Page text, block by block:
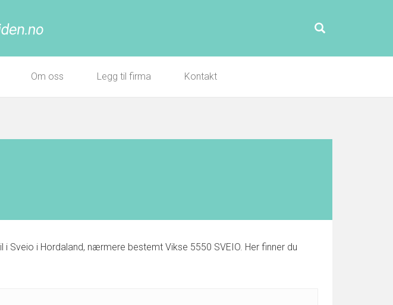
Om oss Legg til firma Kontakt
i Sveio i Hordaland, nærmere bestemt Vikse 5550 SVEIO. Her finner du